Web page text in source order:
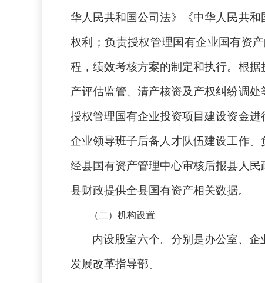
华人民共和国公司法》《中华人民共
权利；负责授权管理国有企业国有资
程，绩效考核方案的制定和执行。根
产评估监管、清产核资及产权纠纷调
授权管理国有企业投资项目建设资金
企业领导班子后备人才队伍建设工作
经县国有资产管理中心审核后报县人
县财政提供全县国有资产相关数据。
（二）机构设置
内设股室六个。分别是办公室、企
发展改革指导部。